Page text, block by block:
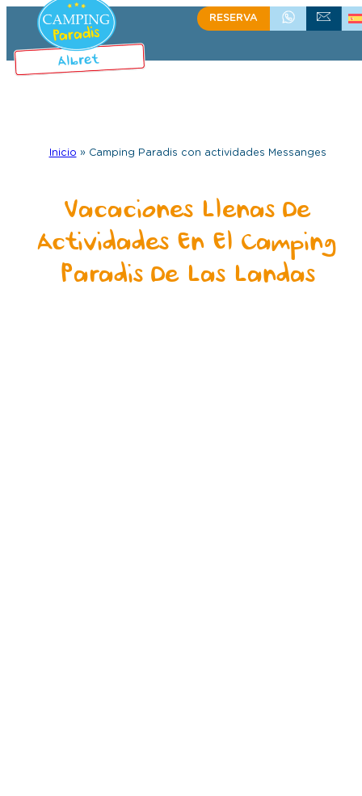
RESERVA+335 58 48 08 64
CONTACTO
Inicio » Camping Paradis con actividades Messanges
Vacaciones Llenas De
Actividades En El Camping
Paradis De Las Landas